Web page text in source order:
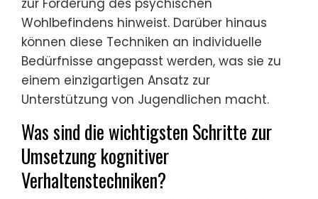
Wohlbefindens hinweist. Darüber hinaus
können diese Techniken an individuelle
Bedürfnisse angepasst werden, was sie zu
einem einzigartigen Ansatz zur
Unterstützung von Jugendlichen macht.
Was sind die wichtigsten Schritte zur
Umsetzung kognitiver
Verhaltenstechniken?